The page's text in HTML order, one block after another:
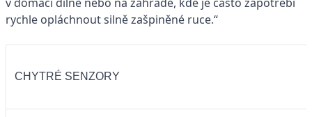
rychle opláchnout silně zašpiněné ruce.“
CHYTRÉ SENZORY